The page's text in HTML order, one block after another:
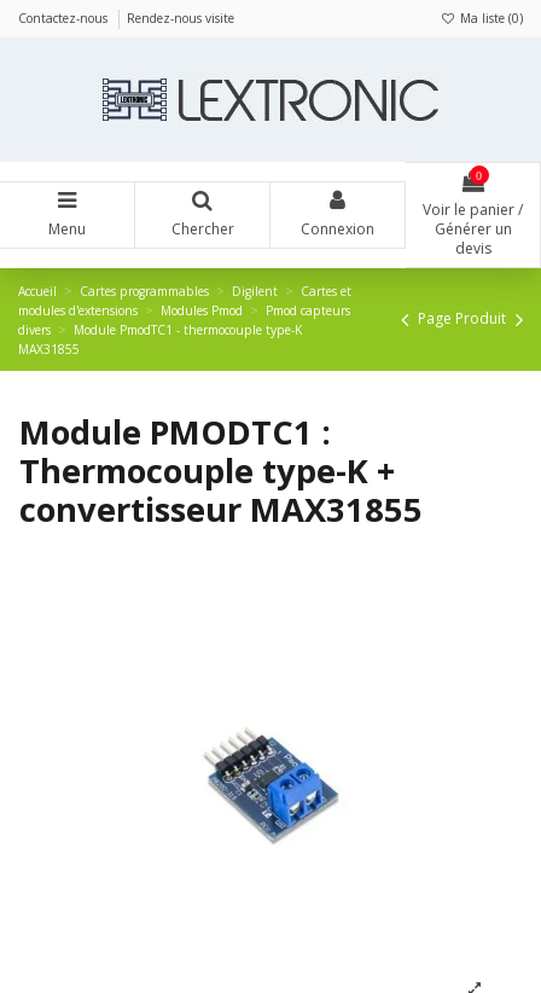
Contactez-nous Rendez-nous visite Ma liste (0)
Menu Chercher Connexion
0
Voir le panier /
Générer un
devis
Accueil Cartes programmables Digilent
Cartes et
modules d'extensions
Modules Pmod
Pmod capteurs
divers
Module PmodTC1 - thermocouple type-K
MAX31855
Page Produit
Module PMODTC1 :
Thermocouple type-K +
convertisseur MAX31855
Panneau de gestion des cookies